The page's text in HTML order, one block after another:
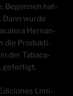
Begon­nen hat­
Dann wur­de
Her­nan­
die Pro­duk­ti­
der Taba­ca­
gefertigt.
Limi­